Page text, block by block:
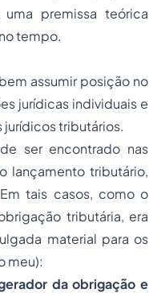
premissa teórica
tempo.
assumir posição no
jurídicas individuais e
tributários.
ser encontrado nas
lançamento tributário,
tais casos, como o
tributária, era
material para os
meu):
da obrigação e